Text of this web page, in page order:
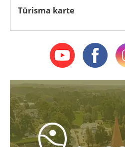
Tūrisma karte